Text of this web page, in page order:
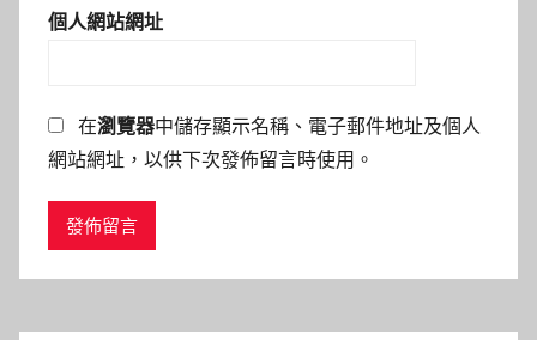
個人網站網址
在瀏覽器中儲存顯示名稱、電子郵件地址及個人
網站網址，以供下次發佈留言時使用。